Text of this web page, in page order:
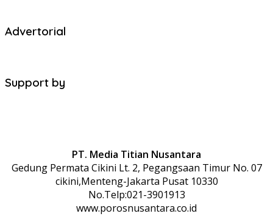
Advertorial
Support by
PT. Media Titian Nusantara
Gedung Permata Cikini Lt. 2, Pegangsaan Timur No. 07
cikini,Menteng-Jakarta Pusat 10330
No.Telp:021-3901913
www.porosnusantara.co.id